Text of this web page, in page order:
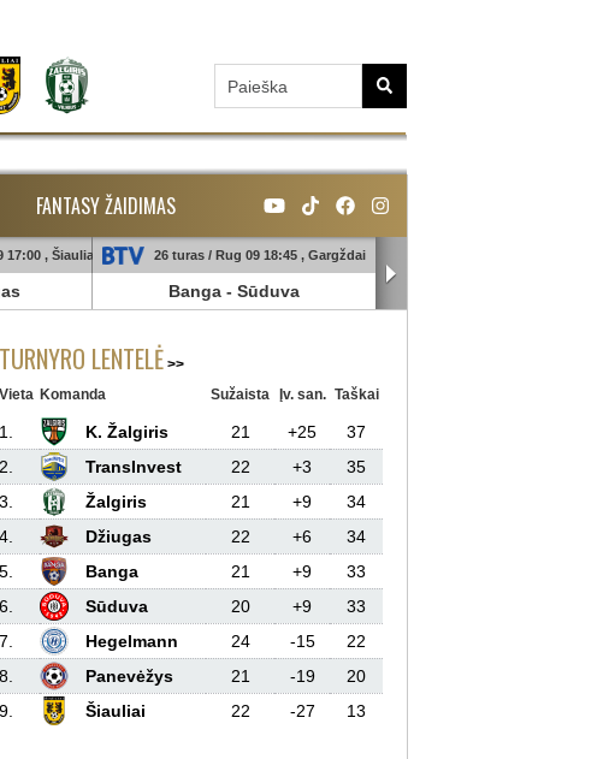
FANTASY ŽAIDIMAS
17:00 , Šiauliai 26 turas / Rug 09 18:45 , Gargždai
Banga - Sūduva
TURNYRO LENTELĖ
Vieta Komanda Sužaista Įv. san. Taškai
1. K. Žalgiris 21 +25
37
2.
TransInvest 22 +3
35
3.
Žalgiris 21 +9
34
4.
Džiugas 22 +6
34
5.
Banga 21 +9
33
6.
Sūduva 20 +9
33
7.
Hegelmann 24 -15
22
8.
Panevėžys 21 -19
20
9.
Šiauliai 22 -27 13